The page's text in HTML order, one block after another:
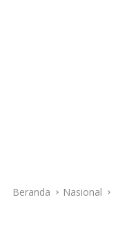
Beranda Nasional